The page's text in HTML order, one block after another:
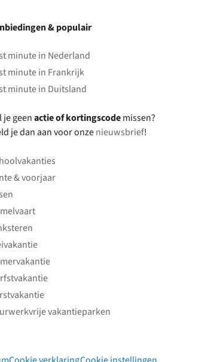
& populair
minute in Nederland
minute in Frankrijk
minute in Duitsland
je geenactie of kortingscodemissen?
je dan aan voor onzenieuwsbrief!
& voorjaar
vakantieparken